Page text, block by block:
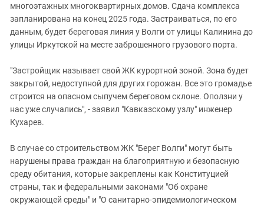
многоэтажных многоквартирных домов. Сдача комплекса
запланирована на конец 2025 года. Застраиваться, по его
данным, будет береговая линия у Волги от улицы Калинина до
улицы Иркутской на месте заброшенного грузового порта.
"Застройщик называет свой ЖК курортной зоной. Зона будет
закрытой, недоступной для других горожан. Все это громадье
строится на опасном сыпучем береговом склоне. Оползни у
нас уже случались", - заявил "Кавказскому узлу" инженер
Кухарев.
В случае со строительством ЖК "Берег Волги" могут быть
нарушены права граждан на благоприятную и безопасную
среду обитания, которые закреплены как Конституцией
страны, так и федеральными законами "Об охране
окружающей среды" и "О санитарно-эпидемиологическом